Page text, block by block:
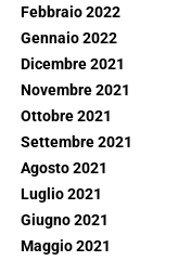
Febbraio 2022
Gennaio 2022
Dicembre 2021
Novembre 2021
Ottobre 2021
Settembre 2021
Agosto 2021
Luglio 2021
Giugno 2021
Maggio 2021